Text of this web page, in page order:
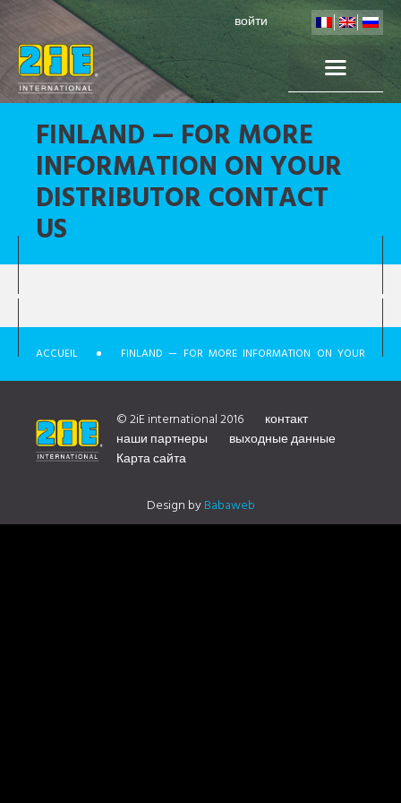
войти
FINLAND — FOR MORE
INFORMATION ON YOUR
DISTRIBUTOR CONTACT
US
ACCUEIL FINLAND — FOR MORE INFORMATION ON YOUR
© 2iE international 2016
контакт
наши партнеры
выходные данные
Карта сайта
Design byBabaweb